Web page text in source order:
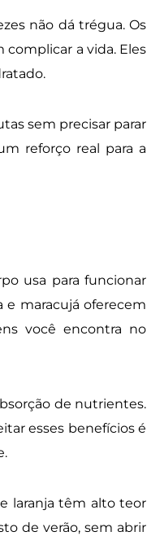
não dá trégua. Os
a vida. Eles
sem precisar parar
reforço real para a
usa para funcionar
e maracujá oferecem
você encontra no
de nutrientes.
esses benefícios é
laranja têm alto teor
de verão, sem abrir